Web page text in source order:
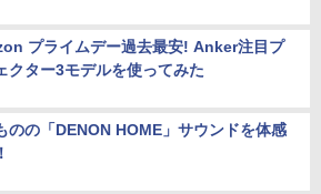
プライムデー過去最安! Anker注目プ
クター3モデルを使ってみた
のの「DENON HOME」サウンドを体感